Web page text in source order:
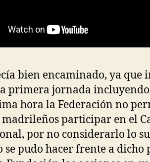
bien encaminado, ya que
primera jornada incluyendo
hora la Federación no
participar en el
por no considerarlo lo
se pudo hacer frente a dicho